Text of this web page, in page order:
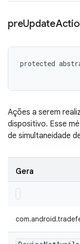
preUpdate
protected
Ações a serem
dispositivo. Esse
de simultaneidade
Gera